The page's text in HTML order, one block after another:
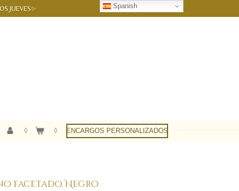
JUEVES✨
ENCARGOS PERSONALIZADOS
facetado. Negro
Spanish